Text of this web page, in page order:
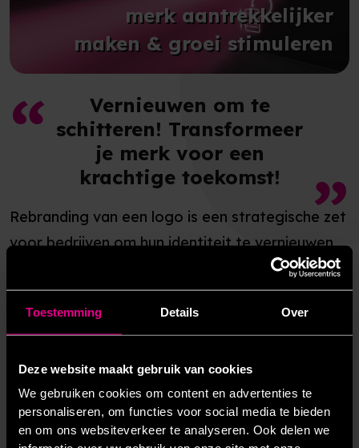
Toestemming Details Over
Deze website maakt gebruik van cookies
We gebruiken cookies om content en advertenties te
personaliseren, om functies voor social media te bieden
en om ons websiteverkeer te analyseren. Ook delen we
merk aantrekkelijker
maken & groei stimuleren
Vernieuwen om te
schitteren! Transformeer
je merk voor een
krachtige toekomst!
Rebranding van een logo is een strategische zet
voor bedrijven om hun identiteit te vernieuwen
marktomstandigheden. Het houdt in dat het
huidige logo wordt herzien, met oog voor
waarden. Dit proces kan resulteren in een
krachtiger, eigentijdser en meer aantrekkelijk
visueel symbool dat de kernwaarden van het